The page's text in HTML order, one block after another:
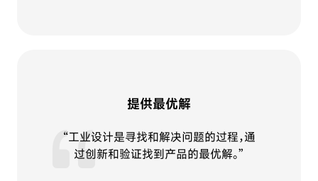
提供最优解
“工业设计是寻找和解决问题的过程，通
过创新和验证找到产品的最优解。”